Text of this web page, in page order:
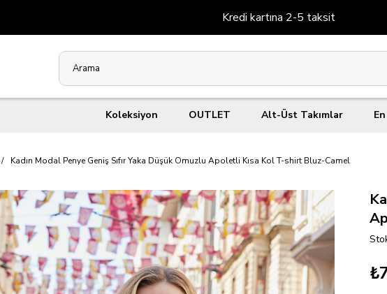
Kredi kartına 2-5 taksit
Koleksiyon OUTLET Alt-Üst Takımlar
Kadın Modal Penye Geniş Sıfır Yaka Düşük Omuzlu Apoletli Kısa Kol T-shirt Bluz-Camel